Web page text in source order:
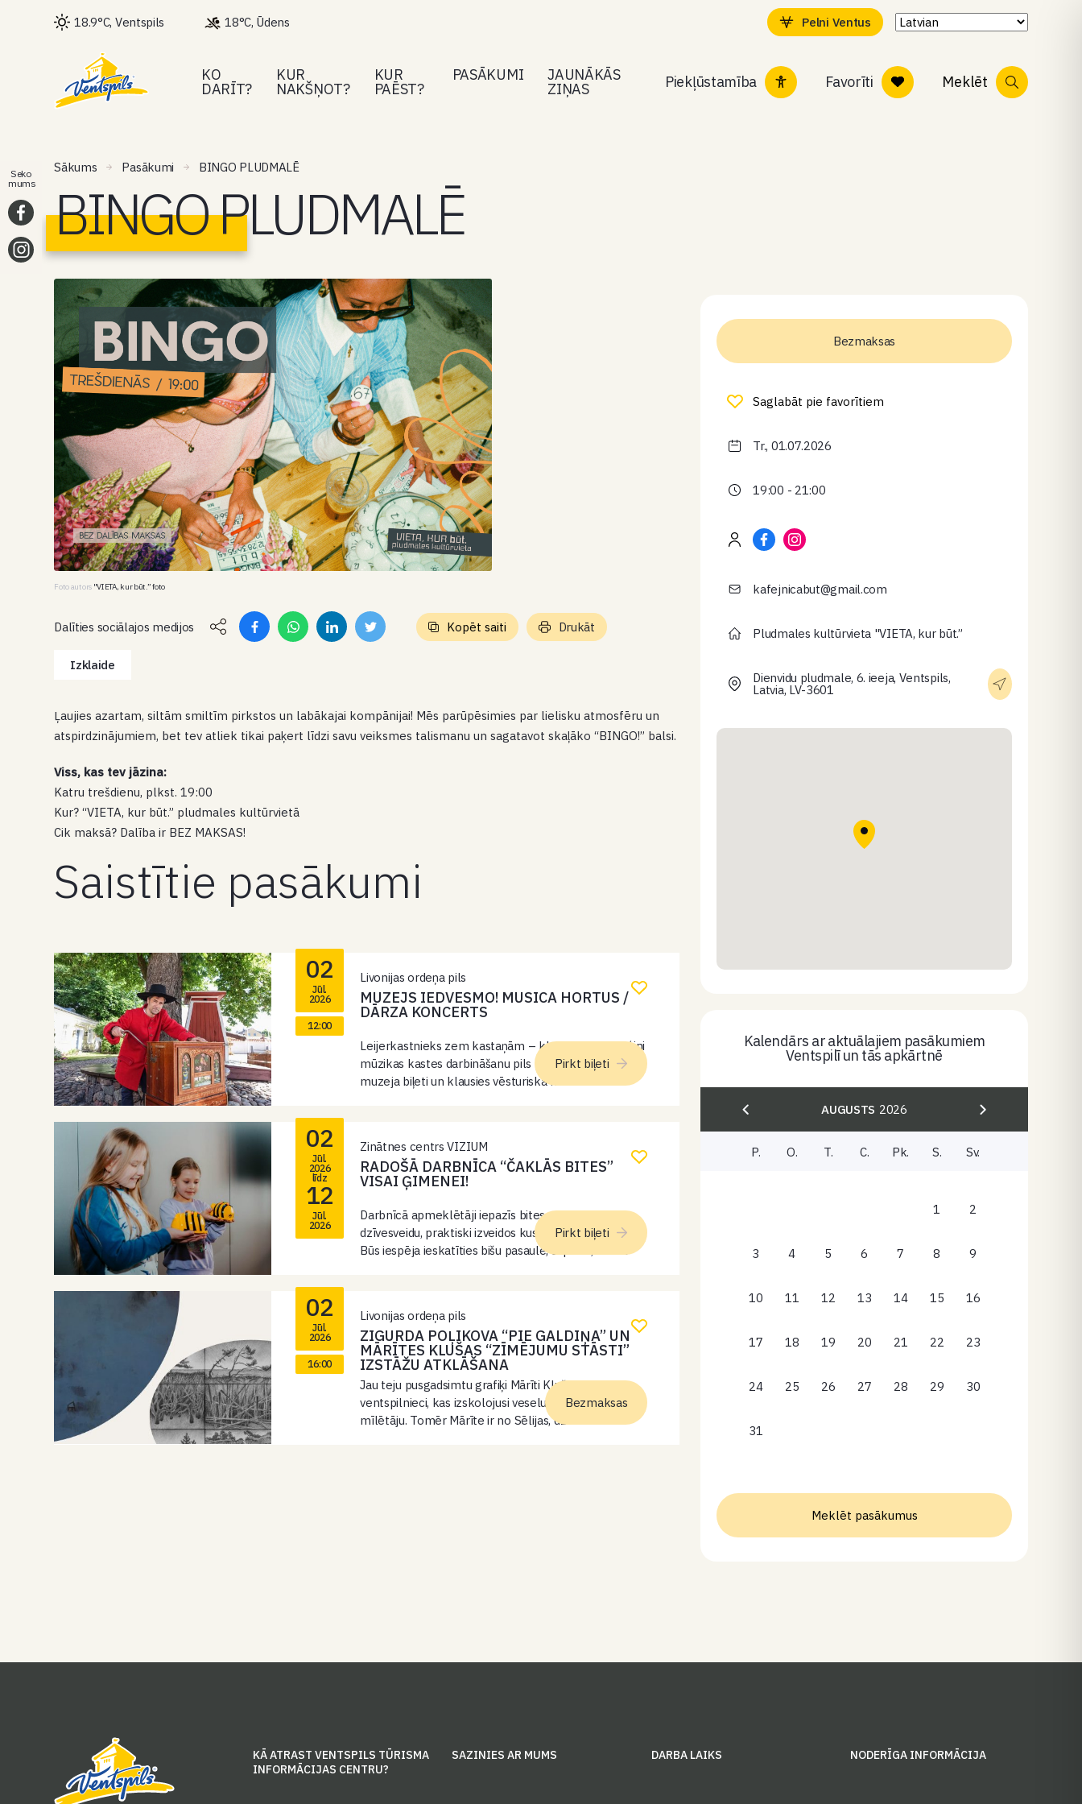
18.9°C, Ventspils 18°C, Ūdens Pelni Ventus
KO
DARĪT?
KUR
NAKŠŅOT?
KUR
PAĒST?
PASĀKUMI JAUNĀKĀS
ZIŅAS Piekļūstamība Favorīti Meklēt
Sākums Pasākumi BINGO PLUDMALĒ
BINGO PLUDMALĒ
Foto autors "VIETA, kur būt.” foto
Dalīties sociālajos medijos Kopēt saiti Drukāt
Izklaide
Ļaujies azartam, siltām smiltīm pirkstos un labākajai kompānijai! Mēs parūpēsimies par lielisku atmosfēru un
atspirdzinājumiem, bet tev atliek tikai paķert līdzi savu veiksmes talismanu un sagatavot skaļāko “BINGO!” balsi.
Viss, kas tev jāzina:
Katru trešdienu, plkst. 19:00
Kur? “VIETA, kur būt.” pludmales kultūrvietā
Cik maksā? Dalība ir BEZ MAKSAS!
Saistītie pasākumi
02
Jūl.
2026
12:00
Livonijas ordeņa pils
MUZEJS IEDVESMO! MUSICA HORTUS /
DĀRZA KONCERTS
Leijerkastnieks zem kastaņām – klausies un izmēģini
mūzikas kastes darbināšanu pils pagalmā. Pērc
muzeja biļeti un klausies vēsturiska mūzikas
Pirkt biļeti
02
Jūl.
2026
līdz
12
Jūl.
2026
Zinātnes centrs VIZIUM
RADOŠĀ DARBNĪCA “ČAKLĀS BITES”
VISAI ĢIMENEI!
Darbnīcā apmeklētāji iepazīs bites, to uzbūvi un
dzīvesveidu, praktiski izveidos kustīgu LEGO WeDo biti.
Būs iespēja ieskatīties bišu pasaulē, saprast, kā tās
Pirkt biļeti
02
Jūl.
2026
16:00
Livonijas ordeņa pils
ZIGURDA POĻIKOVA “PIE GALDIŅA” UN
MĀRĪTES KLUŠAS “ZĪMĒJUMU STĀSTI”
IZSTĀŽU ATKLĀŠANA
Jau teju pusgadsimtu grafiķi Mārīti Klušu pazīst kā
ventspilnieci, kas izskolojusi veselu pulku mākslas
mīlētāju. Tomēr Mārīte ir no Sēlijas, dzimusi
Bezmaksas
Bezmaksas
Saglabāt pie favorītiem
Tr., 01.07.2026
19:00 - 21:00
kafejnicabut@gmail.com
Pludmales kultūrvieta "VIETA, kur būt.”
Dienvidu pludmale, 6. ieeja, Ventspils,
Latvia, LV-3601
Kalendārs ar aktuālajiem pasākumiem
Ventspilī un tās apkārtnē
AUGUSTS 2026
P. O. T. C. Pk. S. Sv.
1 2
3 4 5 6 7 8 9
10 11 12 13 14 15 16
17 18 19 20 21 22 23
24 25 26 27 28 29 30
31
Meklēt pasākumus
Seko
mums
KĀ ATRAST VENTSPILS TŪRISMA
INFORMĀCIJAS CENTRU?
SAZINIES AR MUMS DARBA LAIKS NODERĪGA INFORMĀCIJA